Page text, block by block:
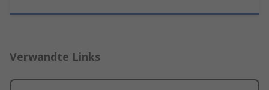
Verwandte Links